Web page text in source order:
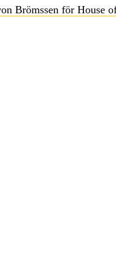
Brömssen för House